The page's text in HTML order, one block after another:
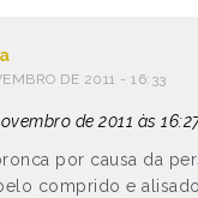
DE 2011 - 16:33
de 2011 às
por causa da
comprido e